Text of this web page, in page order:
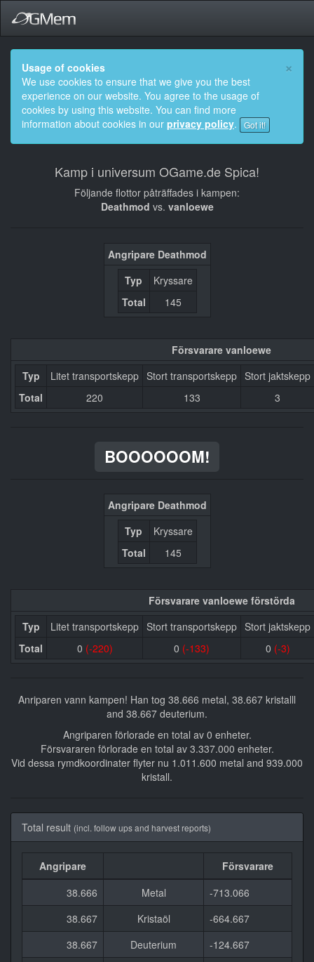
×
Usage of cookies
We use cookies to ensure that we give you the best
experience on our website. You agree to the usage of
cookies by using this website. You can find more
information about cookies in our privacy policy. Got it!
Kamp i universum OGame.de Spica!
Följande flottor påträffades i kampen:
Deathmod vs. vanloewe
Angripare Deathmod
Typ
Kryssare
Total
145
Försvarare vanloewe
Typ
Litet transportskepp Stort transportskepp Stort jaktskepp
Total
220 133 3
BOOOOOOM!
Angripare Deathmod
Typ
Kryssare
Total
145
Försvarare vanloewe förstörda
Typ
Litet transportskepp Stort transportskepp Stort jaktskepp
Total
0 (-220) 0 (-133) 0 (-3)
Anriparen vann kampen! Han tog 38.666 metal, 38.667 kristalll
and 38.667 deuterium.
Angriparen förlorade en total av 0 enheter.
Försvararen förlorade en total av 3.337.000 enheter.
Vid dessa rymdkoordinater flyter nu 1.011.600 metal and 939.000
kristall.
Total result (incl. follow ups and harvest reports)
Angripare
Försvarare
38.666
Metal
-713.066
38.667
Kristaöl
-664.667
38.667
Deuterium
-124.667